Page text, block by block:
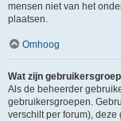
mensen niet van het
plaatsen.
Omhoog
Wat zijn
Als de beheerder
gebruikersgroepen.
verschilt per forum),